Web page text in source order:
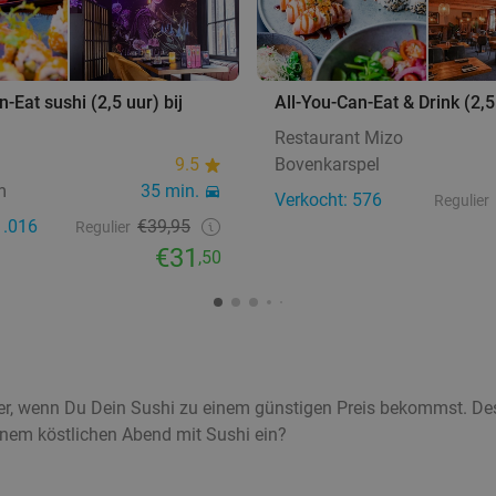
Eat sushi (2,5 uur) bij
9.5
35 min.
Regulier €39,95
€31 ,50
All-You-Can-Eat & Drink
Restaurant Mizo
Bovenkarspel
Verkocht: 576
Regulier
wenn Du Dein Sushi zu einem günstigen Preis bekommst.
köstlichen Abend mit Sushi ein?